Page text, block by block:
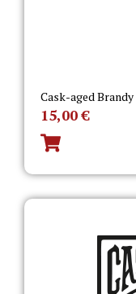
Cask-aged Brandy
15,00€